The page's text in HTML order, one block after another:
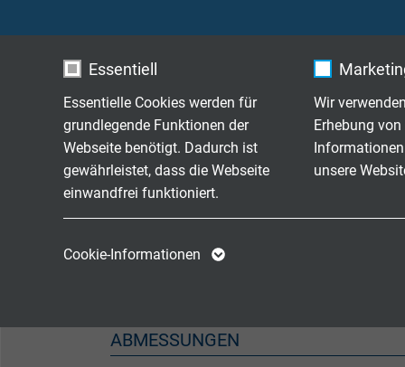
Essentiell
Essentielle Cookies werden für
grundlegende Funktionen der
Webseite benötigt. Dadurch ist
gewährleistet, dass die Webseite
einwandfrei funktioniert.
Wir
Erhebung
unsere
Cookie-Informationen
Brennverhalten
Korrosivität der Brandgase
Chem. Beständigkeit siehe
Schadstofffreiheit
ABMESSUNGEN